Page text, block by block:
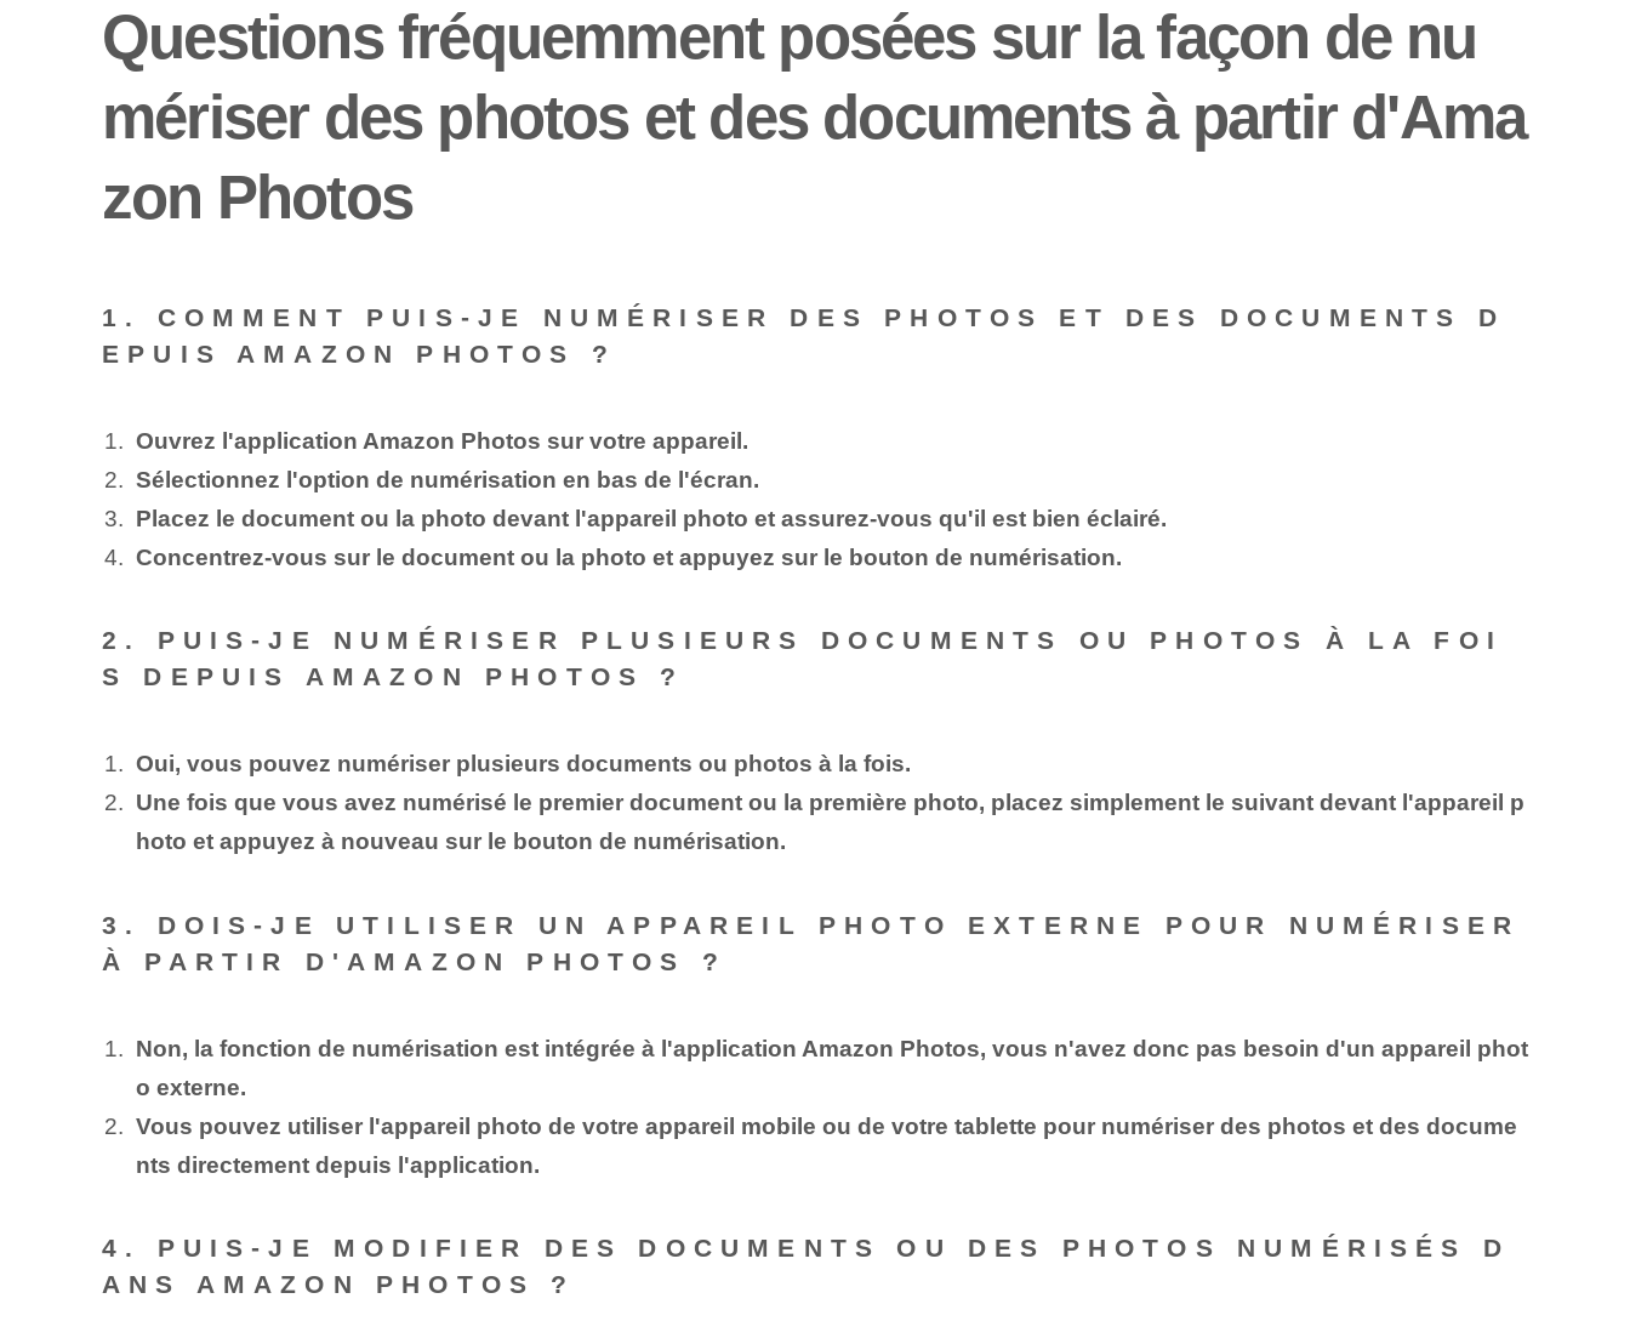
Questions fréquemment posées sur la façon de nu
mériser des photos et des documents à partir d'Ama
zon Photos
1. COMMENT PUIS-JE NUMÉRISER DES PHOTOS ET DES DOCUMENTS D
EPUIS AMAZON PHOTOS ?
Ouvrez l'application Amazon Photos sur votre appareil.
Sélectionnez l'option de numérisation en bas de l'écran.
Placez le document ou la photo devant l'appareil photo et assurez-vous qu'il est bien éclairé.
Concentrez-vous sur le document ou la photo et appuyez sur le bouton de numérisation.
2. PUIS-JE NUMÉRISER PLUSIEURS DOCUMENTS OU PHOTOS À LA FOI
S DEPUIS AMAZON PHOTOS ?
Oui, vous pouvez numériser plusieurs documents ou photos à la fois.
Une fois que vous avez numérisé le premier document ou la première photo, placez simplement le suivant devant l'appareil p
hoto et appuyez à nouveau sur le bouton de numérisation.
3. DOIS-JE UTILISER UN APPAREIL PHOTO EXTERNE POUR NUMÉRISER
À PARTIR D'AMAZON PHOTOS ?
Non, la fonction de numérisation est intégrée à l'application Amazon Photos, vous n'avez donc pas besoin d'un appareil phot
o externe.
Vous pouvez utiliser l'appareil photo de votre appareil mobile ou de votre tablette pour numériser des photos et des docume
nts directement depuis l'application.
4. PUIS-JE MODIFIER DES DOCUMENTS OU DES PHOTOS NUMÉRISÉS D
ANS AMAZON PHOTOS ?